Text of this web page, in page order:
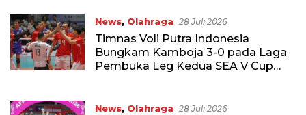
News, Olahraga 28 Juli 2026
Timnas Voli Putra Indonesia
Bungkam Kamboja 3-0 pada Laga
Pembuka Leg Kedua SEA V Cup
News, Olahraga 28 Juli 2026